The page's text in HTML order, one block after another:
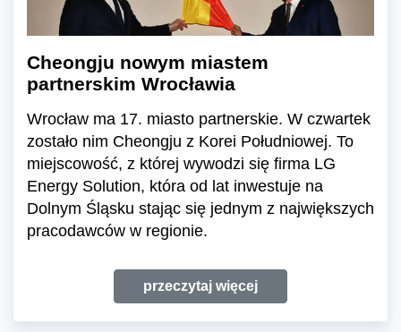
Cheongju nowym miastem
partnerskim Wrocławia
Wrocław ma 17. miasto partnerskie. W czwartek
zostało nim Cheongju z Korei Południowej. To
miejscowość, z której wywodzi się firma LG
Energy Solution, która od lat inwestuje na
Dolnym Śląsku stając się jednym z największych
pracodawców w regionie.
przeczytaj więcej